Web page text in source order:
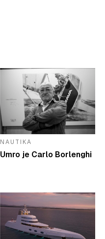
NAUTIKA
Umro je Carlo Borlenghi